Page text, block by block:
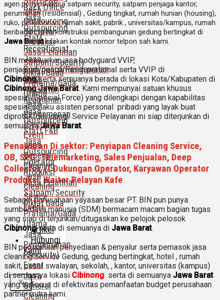
Jasa
Outsourcing
Operator
Produksi
Jasa Pelatihan
Satpam/Security
Diklat Gada
Pratama/Gada
Utama
Jasa
Pengamanan
(Security)
Event
Jasa
General
Cleaning
Jasa
Cleaning
Sevice
Event
Artikel
Hubungi
Kami
X
Back Office
Jasa
Outsourcing
Staff
Receptionist
Jasa
Bodyguard/Pengawalan
VVIP
Jasa
Konsultan
Keamanan
Jasa
Outsourcing
Staff F&B
Jasa
Outsourcing
Operator
Produksi
Jasa Pelatihan
Satpam/Security
Diklat Gada
Pratama/Gada
Utama
Jasa
Pengamanan
(Security)
Event
Jasa
General
Cleaning
agen penyedia jasa satpam security, satpam penjaga kantor,
perumahan (residensial) , Gedung tingkat, rumah hunian (housing),
ruko, perkebunan, rumah sakit, pabrik , universitas/kampus, rumah
beribadah, area konstruksi pembangunan gedung bertingkat di
Jawa Baratsilakan kontak nomor telpon sah kami.
BIN menawarkan jasa bodyguard VVIP,
penjagaan/pengamanan personal serta VVIP di
Cibinongserta semuanya berada di lokasi Kota/Kabupaten di
Cibinong Jawa Barat. Kami mempunyai satuan khusus
spesial (Special Force) yang dilengkapi dengan kapabilitas
spesial selaku asisten personal pribadi yang layak buat
diprotek/dilindungi. Service Pelayanan ini siap diterjunkan di
semuanyaJawa Barat.
Penawaran Di sektor: Penyiapan Cleaning Service,
OB, SPG , Telemarketing, Sales Penjualan, Deep
Collector, IT Dukungan Operator, Karyawan Operator
Produksi, Waiter Pelayan Kafe
Sebagai perusahaan yayasan besar PT. BIN pun punya
sumberdaya manusia (SDM) bermacam macam bagian tugas
yang siap di terjunkan/ditugaskan ke pelojok pelosok
Cibinongserta di semuanya di Jawa Barat.
BIN perusahaan penyediaan & penyalur serta pemasok jasa
cleaning service Gedung, gedung bertingkat, hotel , rumah
sakit, pasar swalayan, sekolah, , kantor, universitas (kampus)
di semuanya lokasi Cibinong serta di semuanya Jawa Barat
yang terfocus di efektivitas pemanfaatan budget perusahaan
partner mitra kami.